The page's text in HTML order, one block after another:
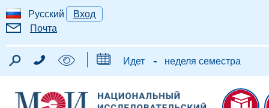
Русский
Вход
Почта
Идет - неделя семестра